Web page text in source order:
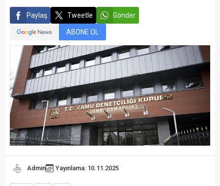
Paylaş Tweetle Gönder
ABONE OL
Admin Yayınlama: 10.11.2025